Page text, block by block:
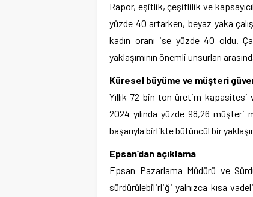
Rapor, eşitlik, çeşitlilik ve
yüzde 40 artarken, beyaz yaka
kadın oranı ise yüzde 40 oldu.
yaklaşımının önemli unsurları
Küresel büyüme ve müşteri
Yıllık 72 bin ton üretim kapasitesi
2024 yılında yüzde 98,26
başarıyla birlikte bütüncül bir
Epsan’dan açıklama
Epsan Pazarlama Müdürü ve
sürdürülebilirliği yalnızca kısa